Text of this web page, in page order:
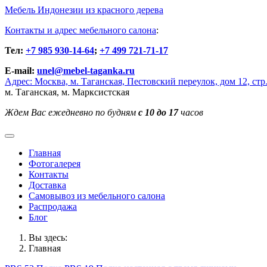
Мебель Индонезии из красного дерева
Контакты и адрес мебельного салона:
Тел: +7 985 930-14-64; +7 499 721-71-17
E-mail: unel@mebel-taganka.ru
Адрес: Москва, м. Таганская, Пестовский переулок, дом 12,
м. Таганская, м. Марксистская
Ждем Вас ежедневно по будням с 10 до 17часов
Главная
Фотогалерея
Контакты
Доставка
Cамовывоз из мебельного салона
Распродажа
Блог
Вы здесь:
Главная